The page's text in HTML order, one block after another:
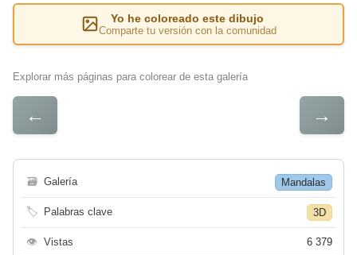
Yo he coloreado este dibujo
Comparte tu versión con la comunidad
Explorar más páginas para colorear de esta galería
← →
🗃 Galería Mandalas
🏷 Palabras clave 3D
👁 Vistas 6 379